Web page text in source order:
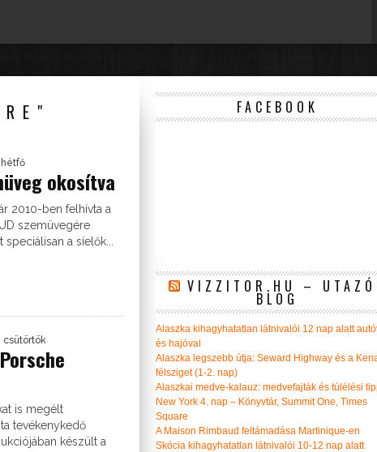
hétfő
okosítva
2010-ben felhívta a
szemüvegére
a síelők...
csütörtök
is megélt
tevékenykedő
készült a
FACEBOOK
VIZZITOR.HU –
BLOG
Alaszka kihagyhatatlan látnivalói 12 nap alatt
és hajóval
Alaszka legszebb útja: Seward Highway és a
félsziget (1-2. nap)
Alaszkai medve-kalauz: medvefajták és túlélési
New York 4. nap – Könyvtár, Summit One, Times
Square
A Maison Rimbaud feltámadása Martinique-en
Skócia kihagyhatatlan látnivalói 10-12 nap alatt